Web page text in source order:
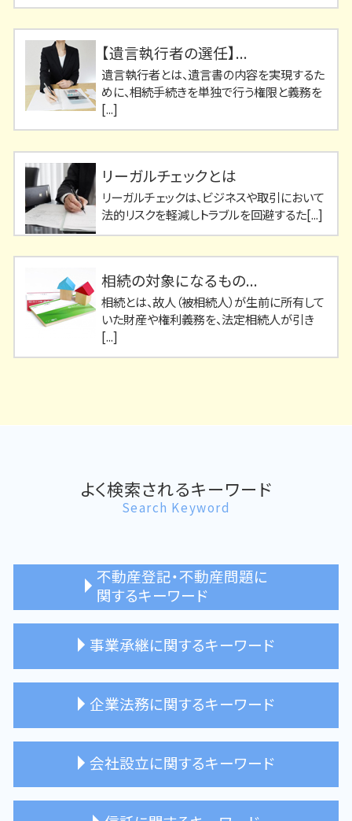
【遺言執行者の選任】...
遺言執行者とは、遺言書の内容を実現するた
めに、相続手続きを単独で行う権限と義務を
[...]
リーガルチェックとは
リーガルチェックは、ビジネスや取引において
法的リスクを軽減しトラブルを回避するた[...]
相続の対象になるもの...
相続とは、故人（被相続人）が生前に所有して
いた財産や権利義務を、法定相続人が引き
[...]
よく検索されるキーワード
Search Keyword
不動産登記・不動産問題に
関するキーワード
不動産登記 高円寺 司法書士
不動産 売買契約 司法書士
不動産 購入 登記
住宅ローン 完済 抵当権抹消
事業承継に関するキーワード
事業承継 メリット デメリット
親族内承継 東京都 司法書士
親族外承継 注意点
企業法務に関するキーワード
契約書 チェック
企業法務 司法書士 メリット
会社設立に関するキーワード